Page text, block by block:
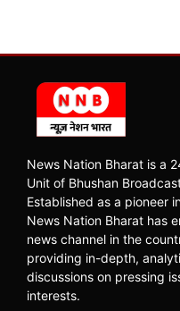
News Nation Bharat is a
Unit of Bhushan
Established as a pioneer
News Nation Bharat has
news channel in the
providing in-depth,
discussions on pressing
interests.